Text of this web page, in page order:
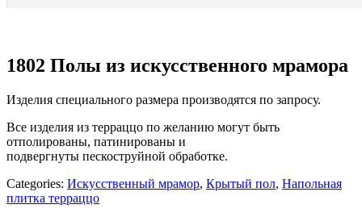
1802 Полы из искусственного мрамора
Изделия специального размера производятся по запросу.
Все изделия из терраццо по желанию могут быть
отполированы, патинированы и
подвергнуты пескоструйной обработке.
Categories: Искусственный мрамор, Крытый пол, Напольная
плитка терраццо